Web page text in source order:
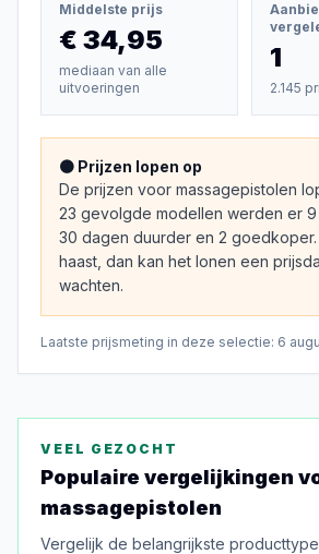
Middelste prijs
€ 34,95
mediaan van alle
uitvoeringen
1
2.145
🟠 Prijzen lopen op
De prijzen voor massagepistolen
23 gevolgde modellen werden er
30 dagen duurder en 2
haast, dan kan het lonen een
wachten.
Laatste prijsmeting in deze selectie: 6
VEEL GEZOCHT
Populaire vergelijkingen
massagepistolen
Vergelijk de belangrijkste